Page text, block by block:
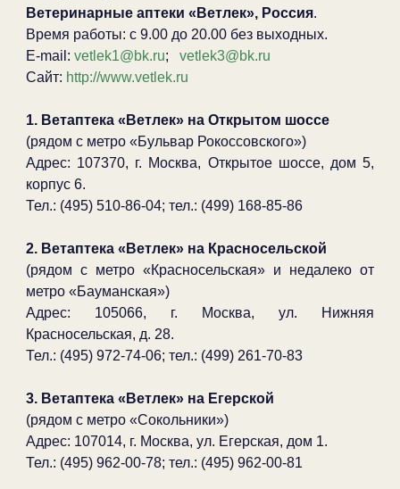
Ветеринарные аптеки «Ветлек», Россия.
Время работы: с 9.00 до 20.00 без выходных.
E-mail: vetlek1@bk.ru; vetlek3@bk.ru
Сайт: http://www.vetlek.ru
1. Ветаптека «Ветлек» на Открытом шоссе
(рядом с метро «Бульвар Рокоссовского»)
Адрес: 107370, г. Москва, Открытое шоссе, дом 5,
корпус 6.
Тел.: (495) 510-86-04; тел.: (499) 168-85-86
2. Ветаптека «Ветлек» на Красносельской
(рядом с метро «Красносельская» и недалеко от
метро «Бауманская»)
Адрес: 105066, г. Москва, ул. Нижняя
Красносельская, д. 28.
Тел.: (495) 972-74-06; тел.: (499) 261-70-83
3. Ветаптека «Ветлек» на Егерской
(рядом с метро «Сокольники»)
Адрес: 107014, г. Москва, ул. Егерская, дом 1.
Тел.: (495) 962-00-78; тел.: (495) 962-00-81